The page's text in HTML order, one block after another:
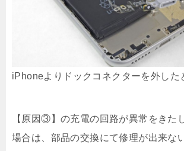
iPhoneよりドックコネクターを外した
【原因③】の充電の回路が異常をきた
場合は、部品の交換にて修理が出来な